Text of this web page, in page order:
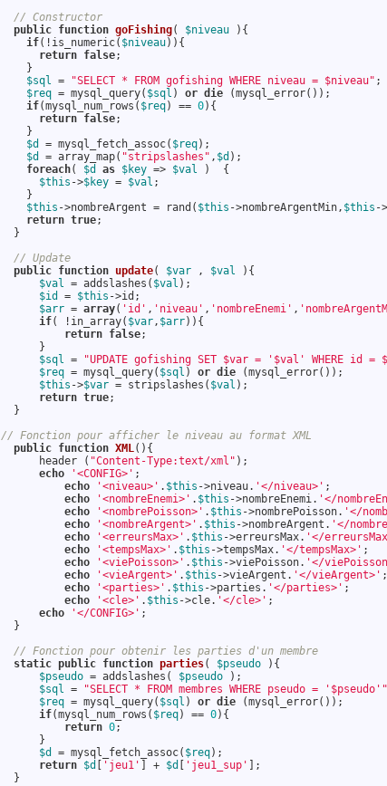
// Constructor
public function goFishing( $niveau ) {
if(!is_numeric( $niveau)){
return false;
    }
$sql = "SELECT * FROM gofishing WHERE niveau = $niveau" ;
$req = mysql_query( $sql ) or die (mysql_error());
if(mysql_num_rows( $req) == 0){
return false;
    }
$d
= mysql_fetch_assoc( $req);
$d
= array_map( "stripslashes" , $d );
foreach( $d as $key => $val )  {
$this ->$key = $val ;
    }
$this ->nombreArgent = rand( $this ->nombreArgentMin, $this -
return true;
  }
// Update
public function update( $var , $val ) {
$val = addslashes( $val );
$id
= $this ->id;
$arr = array( 'id' , 'niveau' , 'nombreEnemi' ,
if( !in_array( $var, $arr)){
return false;
      }
$sql = "UPDATE gofishing SET $var = '$val' WHERE id =
$req = mysql_query( $sql ) or die (mysql_error());
$this ->$var = stripslashes( $val );
return true;
  }
// Fonction pour afficher le niveau au format XML
public function XML() {
      header (
"Content-Type:text/xml" );
echo
'<CONFIG>' ;
echo
'<niveau>' . $this ->niveau. '</niveau>' ;
echo
'<nombreEnemi>' . $this ->nombreEnemi. '</
echo
'<nombrePoisson>' . $this ->nombrePoisson. '</
echo
'<nombreArgent>' . $this ->nombreArgent. '</
echo
'<erreursMax>' . $this ->erreursMax. '</
echo
'<tempsMax>' . $this ->tempsMax. '</tempsMax>' ;
echo
'<viePoisson>' . $this ->viePoisson. '</
echo
'<vieArgent>' . $this ->vieArgent. '</vieArgent>' ;
echo
'<parties>' . $this ->parties. '</parties>' ;
echo
'<cle>' . $this ->cle. '</cle>' ;
echo
'</CONFIG>' ;
  }
// Fonction pour obtenir les parties d'un membre
static public function parties( $pseudo ) {
$pseudo = addslashes( $pseudo );
$sql = "SELECT * FROM membres WHERE pseudo = '$pseudo'"
$req = mysql_query( $sql ) or die (mysql_error());
if(mysql_num_rows( $req) == 0){
return 0;
      }
$d
= mysql_fetch_assoc( $req);
return $d 'jeu1' ] + $d 'jeu1_sup'
];
  }